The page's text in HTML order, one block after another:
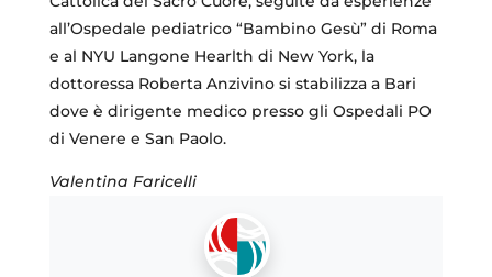
all’Ospedale pediatrico “Bambino Gesù” di Roma
e al NYU Langone Hearlth di New York, la
dottoressa Roberta Anzivino si stabilizza a Bari
dove è dirigente medico presso gli Ospedali PO
di Venere e San Paolo.
Valentina Faricelli